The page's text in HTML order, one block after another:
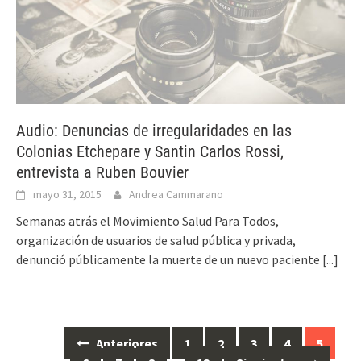
Audio: Denuncias de irregularidades en las
Colonias Etchepare y Santin Carlos Rossi,
entrevista a Ruben Bouvier
mayo 31, 2015 Andrea Cammarano
Semanas atrás el Movimiento Salud Para Todos,
organización de usuarios de salud pública y privada,
denunció públicamente la muerte de un nuevo paciente [...]
Anteriores 1 2 3 4
5